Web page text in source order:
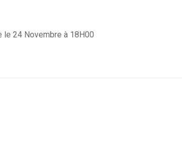
le 24 Novembre à 18H00